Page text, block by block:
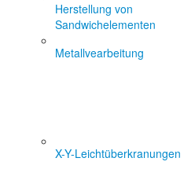
Herstellung von
Sandwichelementen
Metallvearbeitung
X-Y-Leichtüberkranungen